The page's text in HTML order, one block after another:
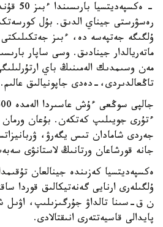
-
ۇلگىگە جەتپەسە دە، ءبىز جەتكىلىكتى
ماتەريالدار جينادىق. وسى ساپار
مەن وسىمدىك الەمىنىڭ باي
تاڭعالدىردى،-دەدى جاپونيالىق عالىم.
ءتۇرى جويىلىپ كەتكەن. بۇعان ورمان
جەردى شامادان تىس يگەرۋ،
جانە قورشاعان ورتانىڭ لاستانۋى
ەكسپەديتسيا كەزىندە جينالعان
ۇلگىلەرى ارنايى گەنەتيكالىق قوردا
ن ق-سىنا تالداۋ جۇرگىزىلىپ، اۋىل
پايدالى قاسيەتتەرى انىقتالادى.